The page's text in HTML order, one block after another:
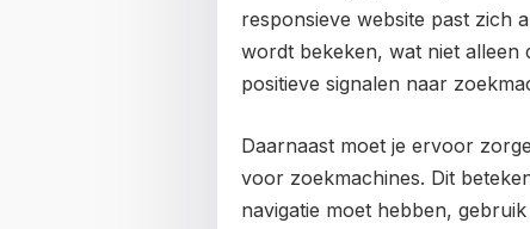
responsieve website past zich
wordt bekeken, wat niet
positieve signalen naar
Daarnaast moet je ervoor
voor zoekmachines. Dit
navigatie moet hebben,